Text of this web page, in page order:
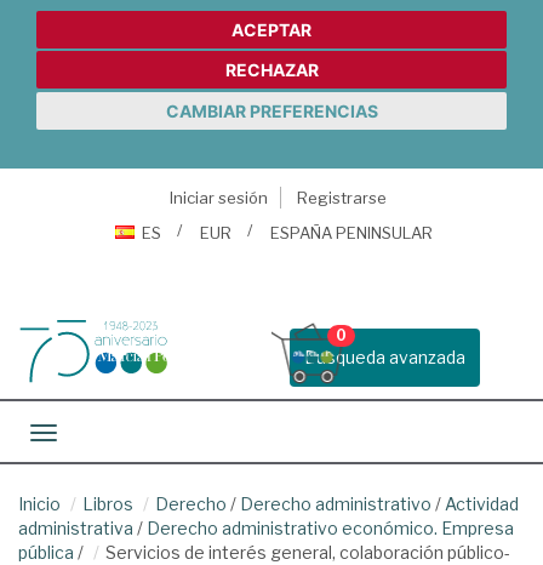
ACEPTAR
RECHAZAR
CAMBIAR PREFERENCIAS
Iniciar sesión
Registrarse
ES
EUR ESPAÑA PENINSULAR
Busqueda avanzada
0
Toggle navigation
Inicio Libros Derecho / Derecho administrativo / Actividad
administrativa / Derecho administrativo económico. Empresa
pública /
Servicios de interés general, colaboración público-